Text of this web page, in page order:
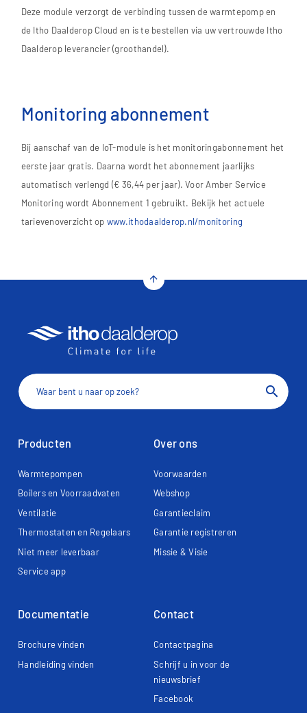
Deze module verzorgt de verbinding tussen de warmtepomp en
de Itho Daalderop Cloud en is te bestellen via uw vertrouwde Itho
Daalderop leverancier (groothandel).
Monitoring abonnement
Bij aanschaf van de IoT-module is het monitoringabonnement het
eerste jaar gratis. Daarna wordt het abonnement jaarlijks
automatisch verlengd (€ 36,44 per jaar). Voor Amber Service
Monitoring wordt Abonnement 1 gebruikt. Bekijk het actuele
tarievenoverzicht op www.ithodaalderop.nl/monitoring
arrow_upward
search
Producten
Warmtepompen
Boilers en Voorraadvaten
Ventilatie
Thermostaten en Regelaars
Niet meer leverbaar
Service app
Over ons
Voorwaarden
Webshop
Garantieclaim
Garantie registreren
Missie & Visie
Documentatie
Brochure vinden
Handleiding vinden
Contact
Contactpagina
Schrijf u in voor de
nieuwsbrief
Facebook